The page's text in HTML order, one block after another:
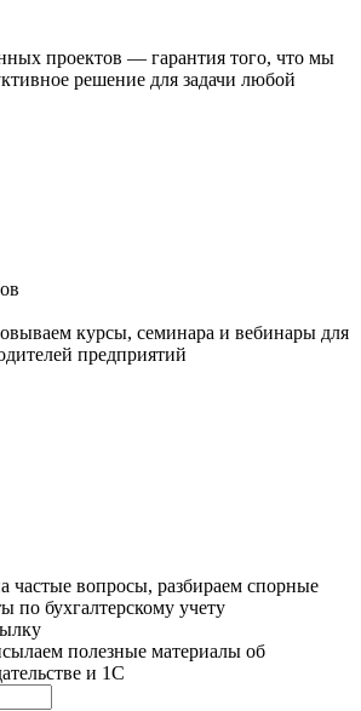
проектов — гарантия того, что мы
решение для задачи любой
курсы, семинара и вебинары для
предприятий
частые вопросы, разбираем спорные
по бухгалтерскому учету
полезные материалы об
и 1С